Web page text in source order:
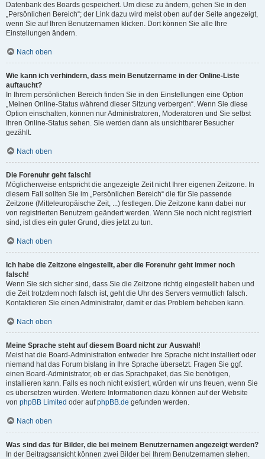
Datenbank des Boards gespeichert. Um diese zu ändern, gehen Sie in den
„Persönlichen Bereich“; der Link dazu wird meist oben auf der Seite angezeigt,
wenn Sie auf Ihren Benutzernamen klicken. Dort können Sie alle Ihre
Einstellungen ändern.
Nach oben
Wie kann ich verhindern, dass mein Benutzername in der Online-Liste
auftaucht?
In Ihrem persönlichen Bereich finden Sie in den Einstellungen eine Option
„Meinen Online-Status während dieser Sitzung verbergen“. Wenn Sie diese
Option einschalten, können nur Administratoren, Moderatoren und Sie selbst
Ihren Online-Status sehen. Sie werden dann als unsichtbarer Besucher
gezählt.
Nach oben
Die Forenuhr geht falsch!
Möglicherweise entspricht die angezeigte Zeit nicht Ihrer eigenen Zeitzone. In
diesem Fall sollten Sie im „Persönlichen Bereich“ die für Sie passende
Zeitzone (Mitteleuropäische Zeit, ...) festlegen. Die Zeitzone kann dabei nur
von registrierten Benutzern geändert werden. Wenn Sie noch nicht registriert
sind, ist dies ein guter Grund, dies jetzt zu tun.
Nach oben
Ich habe die Zeitzone eingestellt, aber die Forenuhr geht immer noch
falsch!
Wenn Sie sich sicher sind, dass Sie die Zeitzone richtig eingestellt haben und
die Zeit trotzdem noch falsch ist, geht die Uhr des Servers vermutlich falsch.
Kontaktieren Sie einen Administrator, damit er das Problem beheben kann.
Nach oben
Meine Sprache steht auf diesem Board nicht zur Auswahl!
Meist hat die Board-Administration entweder Ihre Sprache nicht installiert oder
niemand hat das Forum bislang in Ihre Sprache übersetzt. Fragen Sie ggf.
einen Board-Administrator, ob er das Sprachpaket, das Sie benötigen,
installieren kann. Falls es noch nicht existiert, würden wir uns freuen, wenn Sie
es übersetzen würden. Weitere Informationen dazu können auf der Website
von phpBB Limited oder aufphpBB.de gefunden werden.
Nach oben
Was sind das für Bilder, die bei meinem Benutzernamen angezeigt werden?
In der Beitragsansicht können zwei Bilder bei Ihrem Benutzernamen stehen.